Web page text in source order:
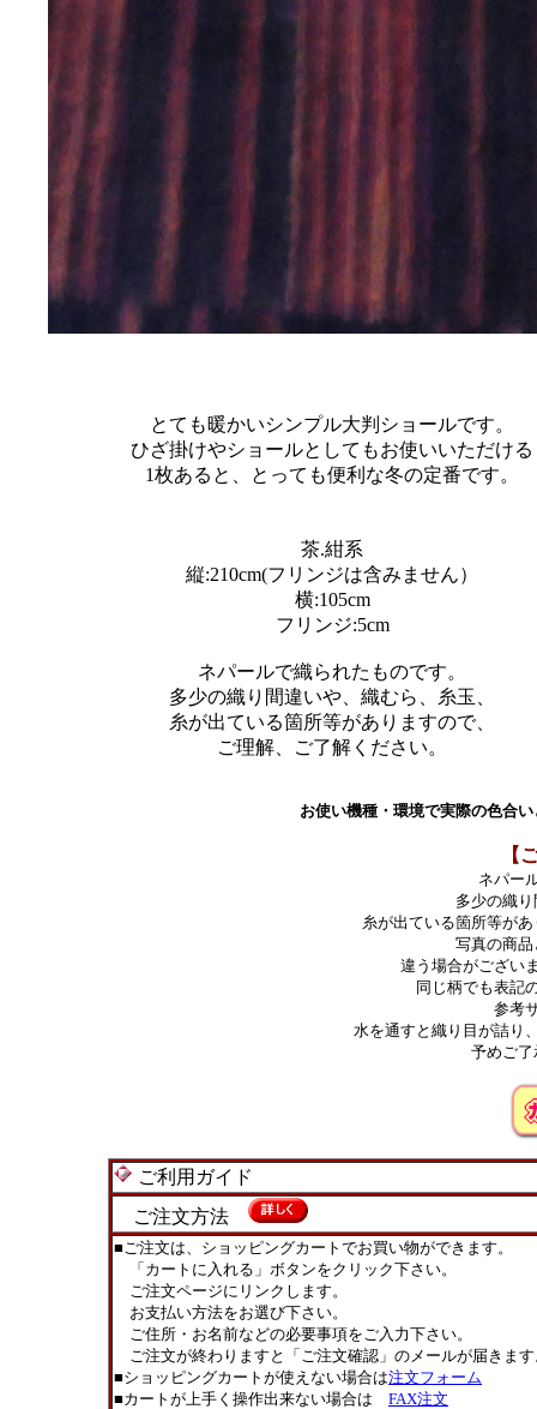
とても暖かいシンプル大判ショールです。
ひざ掛けやショールとしてもお使いいただける
1枚あると、とっても便利な冬の定番です。
茶.紺系
縦:210cm(フリンジは含みません）
横:105cm
フリンジ:5cm
ネパールで織られたものです。
多少の織り間違いや、織むら、糸玉、
糸が出ている箇所等がありますので、
ご理解、ご了解ください。
お使い機種・環境で実際の色合
【
ネパー
多少の織
糸が出ている箇所等が
写真の商
違う場合がござい
同じ柄でも表記
参考
水を通すと織り目が詰り
予めご
ご利用ガイド
ご注文方法
■ご注文は、ショッピングカートでお買い物ができます。
「カートに入れる」ボタンをクリック下さい。
ご注文ページにリンクします。
お支払い方法をお選び下さい。
ご住所・お名前などの必要事項をご入力下さい。
ご注文が終わりますと「ご注文確認」のメールが届きま
■ショッピングカートが使えない場合は注文フォーム
■カートが上手く操作出来ない場合は FAX注文